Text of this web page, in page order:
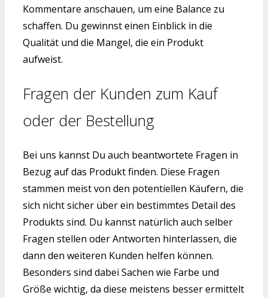
Kommentare anschauen, um eine Balance zu
schaffen. Du gewinnst einen Einblick in die
Qualität und die Mangel, die ein Produkt
aufweist.
Fragen der Kunden zum Kauf
oder der Bestellung
Bei uns kannst Du auch beantwortete Fragen in
Bezug auf das Produkt finden. Diese Fragen
stammen meist von den potentiellen Käufern, die
sich nicht sicher über ein bestimmtes Detail des
Produkts sind. Du kannst natürlich auch selber
Fragen stellen oder Antworten hinterlassen, die
dann den weiteren Kunden helfen können.
Besonders sind dabei Sachen wie Farbe und
Größe wichtig, da diese meistens besser ermittelt